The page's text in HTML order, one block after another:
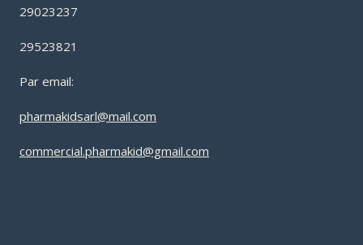
29023237
29523821
Par email:
pharmakidsarl@mail.com
commercial.pharmakid@gmail.com